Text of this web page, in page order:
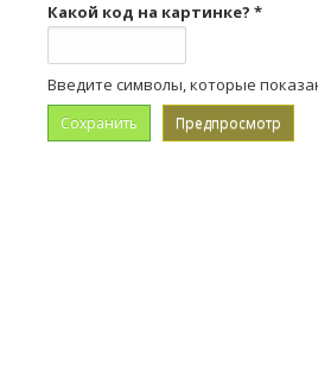
Какой код на картинке? *
Введите символы, которые